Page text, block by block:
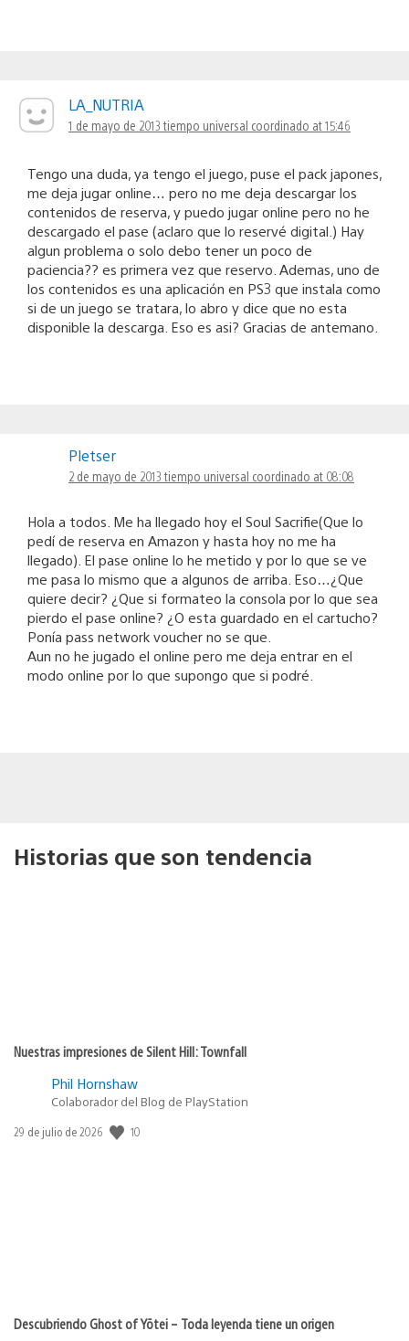
LA_NUTRIA
1 de mayo de 2013 tiempo universal coordinado at 15:46
Tengo una duda, ya tengo el juego, puse el pack japones,
me deja jugar online… pero no me deja descargar los
contenidos de reserva, y puedo jugar online pero no he
descargado el pase (aclaro que lo reservé digital.) Hay
algun problema o solo debo tener un poco de
paciencia?? es primera vez que reservo. Ademas, uno de
los contenidos es una aplicación en PS3 que instala como
si de un juego se tratara, lo abro y dice que no esta
disponible la descarga. Eso es asi? Gracias de antemano.
Pletser
2 de mayo de 2013 tiempo universal coordinado at 08:08
Hola a todos. Me ha llegado hoy el Soul Sacrifie(Que lo
pedí de reserva en Amazon y hasta hoy no me ha
llegado). El pase online lo he metido y por lo que se ve
me pasa lo mismo que a algunos de arriba. Eso…¿Que
quiere decir? ¿Que si formateo la consola por lo que sea
pierdo el pase online? ¿O esta guardado en el cartucho?
Ponía pass network voucher no se que.
Aun no he jugado el online pero me deja entrar en el
modo online por lo que supongo que si podré.
Historias que son tendencia
Nuestras impresiones de Silent Hill: Townfall
Phil Hornshaw
Colaborador del Blog de PlayStation
Fecha
29 de julio de 2026 10
Descubriendo Ghost of Yōtei – Toda leyenda tiene un origen